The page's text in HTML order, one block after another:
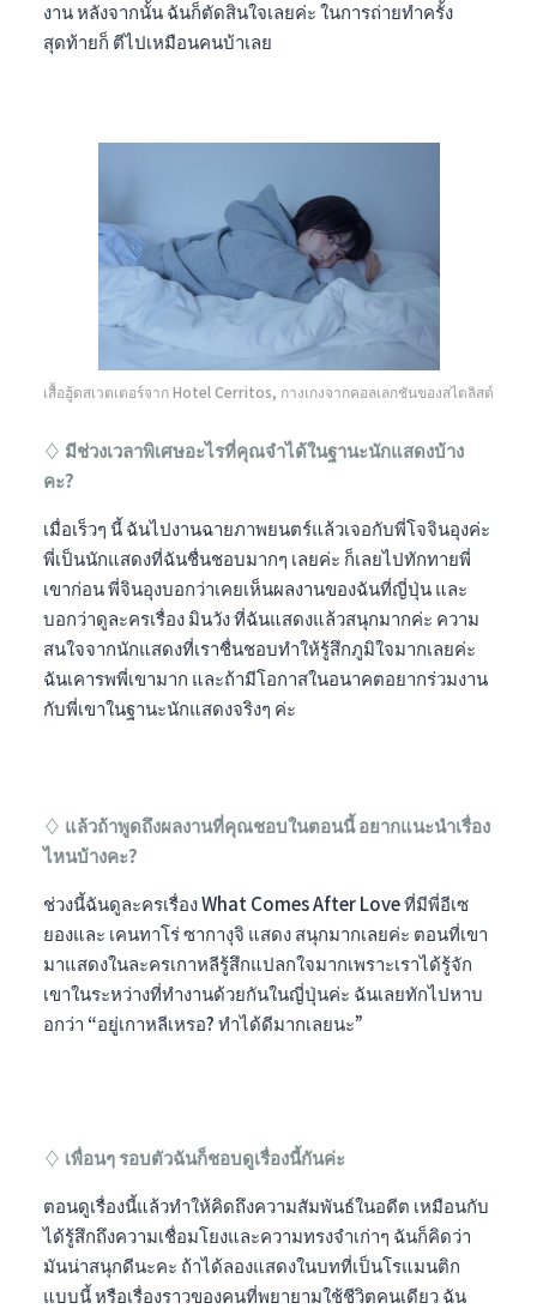
งาน หลังจากนั้น ฉันก็ตัดสินใจเลยค่ะ ในการถ่ายทำครั้ง
สุดท้ายก็ ตีไปเหมือนคนบ้าเลย
เสื้อฮู้ดสเวตเตอร์จาก Hotel Cerritos, กางเกงจากคอลเลกชันของสไตลิสต์
♢ มีช่วงเวลาพิเศษอะไรที่คุณจำได้ในฐานะนักแสดงบ้าง
คะ?
เมื่อเร็วๆ นี้ ฉันไปงานฉายภาพยนตร์แล้วเจอกับพี่โจจินอุงค่ะ
พี่เป็นนักแสดงที่ฉันชื่นชอบมากๆ เลยค่ะ ก็เลยไปทักทายพี่
เขาก่อน พี่จินอุงบอกว่าเคยเห็นผลงานของฉันที่ญี่ปุ่น และ
บอกว่าดูละครเรื่อง มินวัง ที่ฉันแสดงแล้วสนุกมากค่ะ ความ
สนใจจากนักแสดงที่เราชื่นชอบทำให้รู้สึกภูมิใจมากเลยค่ะ
ฉันเคารพพี่เขามาก และถ้ามีโอกาสในอนาคตอยากร่วมงาน
กับพี่เขาในฐานะนักแสดงจริงๆ ค่ะ
♢ แล้วถ้าพูดถึงผลงานที่คุณชอบในตอนนี้ อยากแนะนำเรื่อง
ไหนบ้างคะ?
ช่วงนี้ฉันดูละครเรื่อง What Comes After Love ที่มีพี่อีเซ
ยองและ เคนทาโร่ ซากางุจิ แสดง สนุกมากเลยค่ะ ตอนที่เขา
มาแสดงในละครเกาหลีรู้สึกแปลกใจมากเพราะเราได้รู้จัก
เขาในระหว่างที่ทำงานด้วยกันในญี่ปุ่นค่ะ ฉันเลยทักไปหาบ
อกว่า “อยู่เกาหลีเหรอ? ทำได้ดีมากเลยนะ”
♢ เพื่อนๆ รอบตัวฉันก็ชอบดูเรื่องนี้กันค่ะ
ตอนดูเรื่องนี้แล้วทำให้คิดถึงความสัมพันธ์ในอดีต เหมือนกับ
ได้รู้สึกถึงความเชื่อมโยงและความทรงจำเก่าๆ ฉันก็คิดว่า
มันน่าสนุกดีนะคะ ถ้าได้ลองแสดงในบทที่เป็นโรแมนติก
แบบนี้ หรือเรื่องราวของคนที่พยายามใช้ชีวิตคนเดียว ฉัน